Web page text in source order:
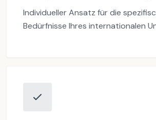
Individueller Ansatz für die
Bedürfnisse Ihres internationalen